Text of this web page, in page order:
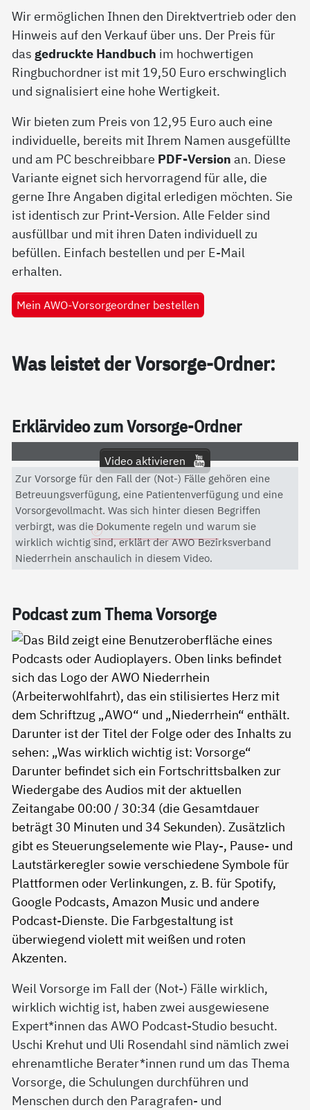
Wir ermöglichen Ihnen den Direktvertrieb oder den
Hinweis auf den Verkauf über uns. Der Preis für
das gedruckte Handbuch im hochwertigen
Ringbuchordner ist mit 19,50 Euro erschwinglich
und signalisiert eine hohe Wertigkeit.
Wir bieten zum Preis von 12,95 Euro auch eine
individuelle, bereits mit Ihrem Namen ausgefüllte
und am PC beschreibbare PDF-Version an. Diese
Variante eignet sich hervorragend für alle, die
gerne Ihre Angaben digital erledigen möchten. Sie
ist identisch zur Print-Version. Alle Felder sind
ausfüllbar und mit ihren Daten individuell zu
befüllen. Einfach bestellen und per E-Mail
erhalten.
Mein AWO-Vorsorgeordner bestellen
Was leis­tet der Vor­sor­ge-Ord­ner:
Er­klär­vi­deo zum Vor­sor­ge-Ord­ner
Video aktivieren
Mit dem Aktivieren des Videos akzeptieren Sie die
Datenschutzerklärung von YouTube.
Datenschutzerklärung
Zur Vorsorge für den Fall der (Not-) Fälle gehören eine
Betreuungsverfügung, eine Patientenverfügung und eine
Vorsorgevollmacht. Was sich hinter diesen Begriffen
verbirgt, was die Dokumente regeln und warum sie
wirklich wichtig sind, erklärt der AWO Bezirksverband
Niederrhein anschaulich in diesem Video.
Pod­cast zum The­ma Vor­sor­ge
Weil Vorsorge im Fall der (Not-) Fälle wirklich,
wirklich wichtig ist, haben zwei ausgewiesene
Expert*innen das AWO Podcast-Studio besucht.
Uschi Krehut und Uli Rosendahl sind nämlich zwei
ehrenamtliche Berater*innen rund um das Thema
Vorsorge, die Schulungen durchführen und
Menschen durch den Paragrafen- und